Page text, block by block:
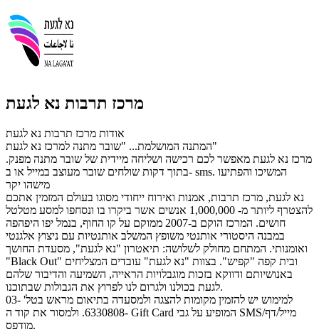
מרכז תרבות נא לגעת
אודות מרכז תרבות נא לגעת
המתנה המושלמת... "שובר מתנה למרכז נא לגעת"
מרכז נא לגעת מאפשר לכם רכישה ושליחה מיידית של שובר מתנה מפנק.
בתוך דקות שולחים שובר מעוצב במייל או ב- sms. המשיכו והפתיעו
מישהו יקר
נא לגעת, מרכז תרבות, אמנות ואירוח ייחודי מסוגו בעולם המזמין אתכם
להצטרף ליותר מ- 1,000,000 אנשים אשר ביקרו בו ונסחפו למסע מטלטל
חושים. המרכז הוקם ב-2007 ממוקם על קו החוף, בנמל יפו היפהפה
במבנה היסטורי אותנטי משופץ המשלב אותנטיות עם ניצוץ אלגנטי
ואומנותי. המתחם מחולק לשלושה: תיאטרון "נא לגעת", מסעדת החושך
"Black Out" ובית קפה "קפיש". בצוות "נא לגעת" עובדים המצליחים
באנושיותם ודווקא בזכות מוגבלויות הראייה, השמיעה והדיבור שלהם
לגעת בכולנו ולגרום לנו לפרוץ את הגבולות שבתוכנו.
למימוש יש להזמין מקומות להצגה ולמסעדה בתיאום מראש בטל' 03-
6330808. ולמסור את קוד ה- Gift Card המופיע על גבי SMS/מייל/דף
מודפס.